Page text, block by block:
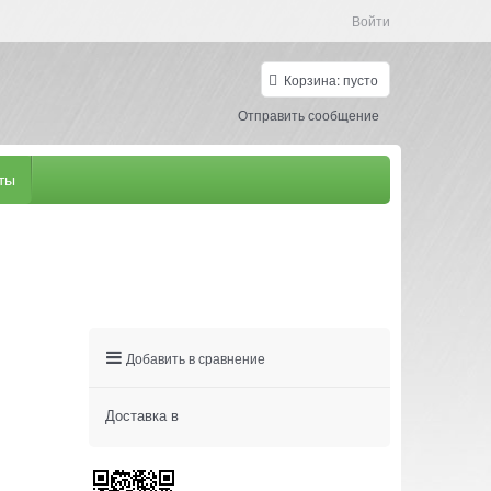
Войти
Корзина:пусто
Отправить сообщение
Добавить в сравнение
Доставка в